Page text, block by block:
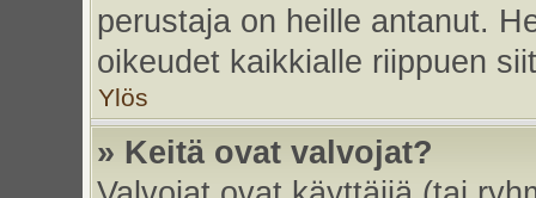
perustaja on heille antanut.
oikeudet kaikkialle riippuen
Ylös
» Keitä ovat valvojat?